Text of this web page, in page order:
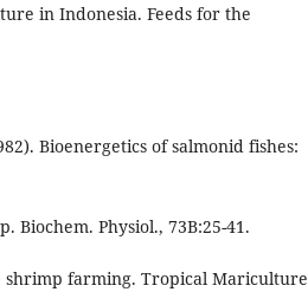
in Indonesia. Feeds for the
Bioenergetics of salmonid fishes:
Physiol., 73B:25-41.
shrimp farming. Tropical Mariculture